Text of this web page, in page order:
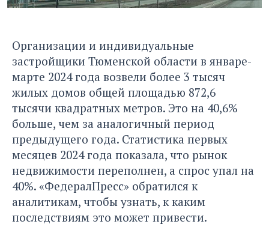
Организации и индивидуальные
застройщики Тюменской области в январе-
марте 2024 года возвели более 3 тысяч
жилых домов общей площадью 872,6
тысячи квадратных метров. Это на 40,6%
больше, чем за аналогичный период
предыдущего года. Статистика первых
месяцев 2024 года показала, что рынок
недвижимости переполнен, а спрос упал на
40%. «ФедералПресс» обратился к
аналитикам, чтобы узнать, к каким
последствиям это может привести.